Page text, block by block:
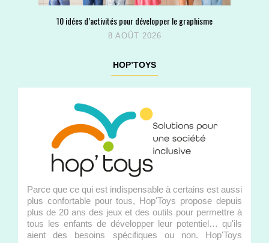
10 idées d’activités pour développer le graphisme
8 AOÛT 2026
HOP’TOYS
Parce que ce qui est indispensable à certains est aussi
plus confortable pour tous, Hop'Toys propose depuis
plus de 20 ans des jeux et des outils pour permettre à
tous les enfants de développer leur potentiel… qu'ils
aient des besoins spécifiques ou non. Hop'Toys